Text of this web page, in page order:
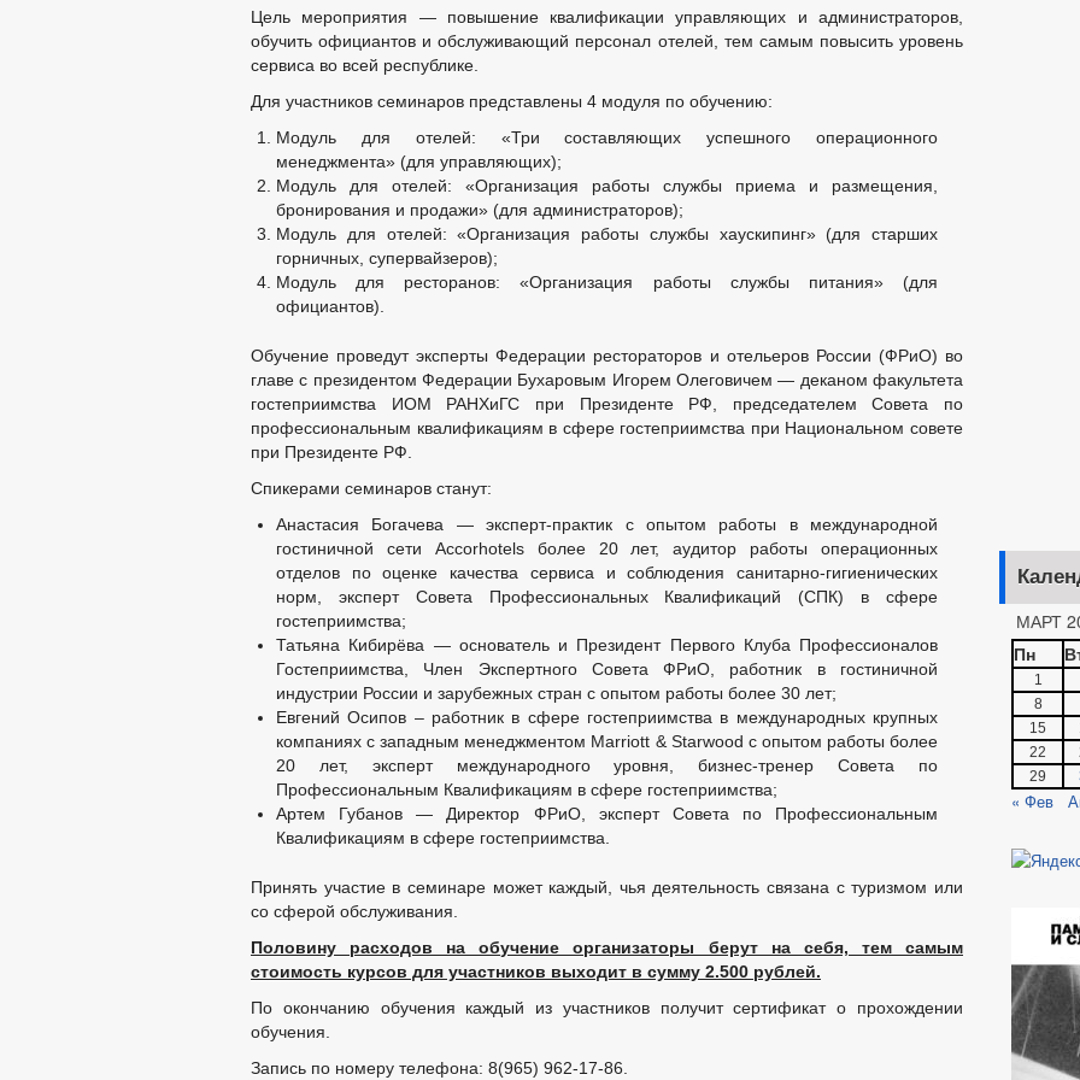
СОВЕТ ПО ПРЕДПРИНИМАТЕЛЬСТВУ
МЕСТНЫЕ НАЛОГИ
СТАТИСТИЧЕСКИЕ ДАННЫЕ НОТАРИАЛЬНЫЕ ДЕЛА НОМЕНКЛАТУРА
КОМИССИИ
РАБОЧАЯ ГРУППА АНК
РАБОЧАЯ ГРУППА ПО ПРОФИЛАКТИКЕ ПРАВОНАРУШЕНИЙ
ОБЩЕСТВЕННЫЙ СОВЕТ ПО РАССМОТРЕНИЮ ВОПРОСОВ НОРМИРОВАНИЯ В СФЕРЕ ЗАКУПОК
ИНФОРМАЦИЯ О ЛИЦАХ, ПРОПАВШИХ БЕЗ ВЕСТИ
ТЕКСТЫ ОФИЦИАЛЬНЫХ ВЫСТУПЛЕНИЙ И
ЦЕЛЕВЫЕ ПРОГРАММЫ
ЗАКУПКА ТОВАРОВ, РАБОТ И УСЛУГ
РЕЕСТР МУНИЦИПАЛЬНОГО ИМУЩЕСТВА
ГО И ЧС _
СОВЕТ ДЕПУТАТОВ
ДЕПУТАТЫ
ГРАФИК ПРИЁМА ГРАЖДАН
СВЕДЕНИЯ О ДОХОДАХ ДЕПУТАТОВ
ПРОТИВОДЕЙСТВИЕ КОРРУПЦИИ
МЕТОДИЧЕСКИЕ МАТЕРИАЛЫ
ФОРМЫ ДОКУМЕНТОВ, СВЯЗАННЫХ С ПРОТИВОДЕЙСТВИЕМ КОРРУПЦИИ, ДЛЯ
СВЕДЕНИЯ О ДОХОДАХ, РАСХОДАХ, ОБ ИМУЩЕСТВЕ И ОБЯЗАТЕЛЬСТВАХ ИМУЩЕСТВЕННОГО ХАРАКТЕРА
КОМИССИЯ ПО СОБЛЮДЕНИЮ ТРЕБОВАНИЙ К СЛУЖЕБНОМУ ПОВЕДЕНИЮ И УРЕГУЛИРОВАНИЮ КОНФЛИКТА
ОБРАТНАЯ СВЯЗЬ ДЛЯ СООБЩЕНИЙ О ФАКТАХ КОРРУПЦИИ
ПРАВОВЫЕ АКТЫ
2020
2019
2018
ПРОЕКТЫ К ОБСУЖДЕНИЮ
ПРОЕКТЫ РЕШЕНИЙ
ПРОЕКТЫ РЕШЕНИЙ О ВНЕСЕНИИ ИЗМЕНЕНИЙ В УСТАВ
ПРОЕКТЫ
ПРОЕКТЫ АДМИНИСТРАТИВНЫХ РЕГЛАМЕНТОВ
ПЕРЕЧЕНЬ НПА, СОДЕРЖАЩИХ ОБЯЗАТЕЛЬНЫЕ ТРЕБОВАНИЯ
АДМИНИСТРАТИВНЫЕ РЕГЛАМЕНТЫ
РАСПОРЯЖЕНИЯ МЭРИИ
РЕШЕНИЯ ПРОТЕСТЫ ПОРЯДОК ОБЖАЛОВАНИЯ НПА
ФЕДЕРАЛЬНЫЕ ЗАКОНЫ
БЮДЖЕТ ПО ГОДАМ
ОТЧЕТ ОБ ИСПОЛНЕНИИ БЮДЖЕТА
_
МУНИЦИПАЛЬНЫЕ УСЛУГИ
ПРЕДОСТАВЛЕНИЕ УСЛУГ ИНВАЛИДАМ
ПРОЕКТЫ АДМИНИСТРАТИВНЫХ
СТАНДАРТЫ МУНИЦИПАЛЬНЫХ УСЛУГ
НОРМАТИВНО-ПРАВОВЫЕ АКТЫ
ПЕРЕЧЕНЬ НПА, СОДЕРЖАЩИХ ОБЯЗАТЕЛЬНЫЕ ТРЕБОВАНИЯ, СОБЛЮДЕНИЕ КОТОРЫХ ОЦЕНИВАЕТСЯ ПРИ
ПРИЕМ ГРАЖДАН
ОБРАЩЕНИЕ К ГЛАВЕ ИНТЕРНЕТ ПРИЕМНАЯ ГРАФИК ПРИЕМА ГРАЖДАН
РЕГЛАМЕНТ РАССМОТРЕНИЯ ОБРАЩЕНИЙ
Цель мероприятия — повышение квалификации управляющих и администраторов,
обучить официантов и обслуживающий персонал отелей, тем самым повысить уровень
сервиса во всей республике.
Для участников семинаров представлены 4 модуля по обучению:
Модуль для отелей: «Три составляющих успешного операционного
менеджмента» (для управляющих);
Модуль для отелей: «Организация работы службы приема и размещения,
бронирования и продажи» (для администраторов);
Модуль для отелей: «Организация работы службы хаускипинг» (для старших
горничных, супервайзеров);
Модуль для ресторанов: «Организация работы службы питания» (для
официантов).
Обучение проведут эксперты Федерации рестораторов и отельеров России (ФРиО) во
главе с президентом Федерации Бухаровым Игорем Олеговичем — деканом факультета
гостеприимства ИОМ РАНХиГС при Президенте РФ, председателем Совета по
профессиональным квалификациям в сфере гостеприимства при Национальном совете
при Президенте РФ.
Спикерами семинаров станут:
Анастасия Богачева — эксперт-практик с опытом работы в международной
гостиничной сети Accorhotels более 20 лет, аудитор работы операционных
отделов по оценке качества сервиса и соблюдения санитарно-гигиенических
норм, эксперт Совета Профессиональных Квалификаций (СПК) в сфере
гостеприимства;
Татьяна Кибирёва — основатель и Президент Первого Клуба Профессионалов
Гостеприимства, Член Экспертного Совета ФРиО, работник в гостиничной
индустрии России и зарубежных стран с опытом работы более 30 лет;
Евгений Осипов – работник в сфере гостеприимства в международных крупных
компаниях с западным менеджментом Marriott & Starwood с опытом работы более
20 лет, эксперт международного уровня, бизнес-тренер Совета по
Профессиональным Квалификациям в сфере гостеприимства;
Артем Губанов — Директор ФРиО, эксперт Совета по Профессиональным
Квалификациям в сфере гостеприимства.
Принять участие в семинаре может каждый, чья деятельность связана с туризмом или
со сферой обслуживания.
Половину расходов на обучение организаторы берут на себя, тем самым
стоимость курсов для участников выходит в сумму 2.500 рублей.
По окончанию обучения каждый из участников получит сертификат о прохождении
обучения.
Запись по номеру телефона: 8(965) 962-17-86.
МАРТ
Пн
1
8
15
22
29
« Фев